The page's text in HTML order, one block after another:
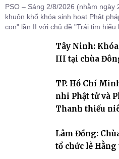
PSO – Sáng 2/8/2026 (nhằm ngày
khuôn khổ khóa sinh hoạt Phật
con" lần II với chủ đề "Trái tim
cho hơn 60 tu sinh.Tây Ninh:
III tại chùa
TP. Hồ Chí
nhi Phật tử và
Thanh thiếu
Lâm Đồng:
tổ chức lễ